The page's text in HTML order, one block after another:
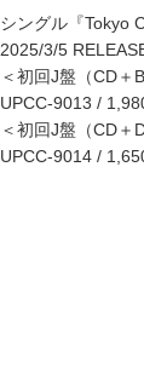
シングル『Tokyo
2025/3/5
＜初回J盤（CD＋
UPCC-9013 /
＜初回J盤（CD＋
UPCC-9014 /